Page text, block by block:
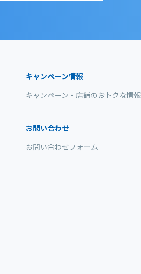
キャンペーン情報
キャンペーン・店舗のおトクな情報
お問い合わせ
お問い合わせフォーム